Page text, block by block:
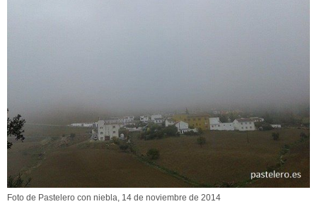
Foto de Pastelero con niebla, 14 de noviembre de 2014